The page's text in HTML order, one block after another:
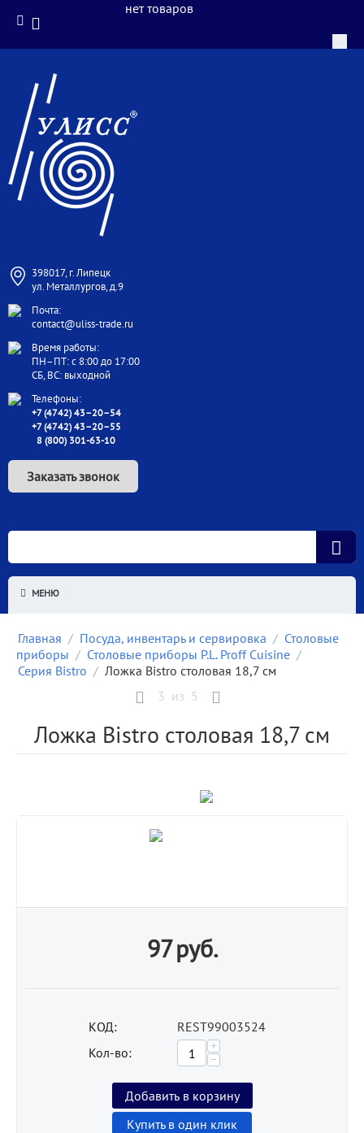
398017, г. Липецк
ул. Металлургов, д.9
Почта:
contact@uliss-trade.ru
Время работы:
ПН–ПТ: с 8:00 до 17:00
СБ, ВС: выходной
Телефоны:
+7 (4742) 43–20–54
+7 (4742) 43–20–55
8 (800) 301-63-10
Заказать звонок
нет товаров
МЕНЮ
Главная / Посуда, инвентарь и сервировка / Столовые
приборы / Столовые приборы P.L. Proff Cuisine /
Серия Bistro / Ложка Bistro столовая 18,7 см
3 из 5
Ложка Bistro столовая 18,7 см
97руб.
КОД:
REST99003524
Кол-во:
+
−
Добавить в корзину
Купить в один клик